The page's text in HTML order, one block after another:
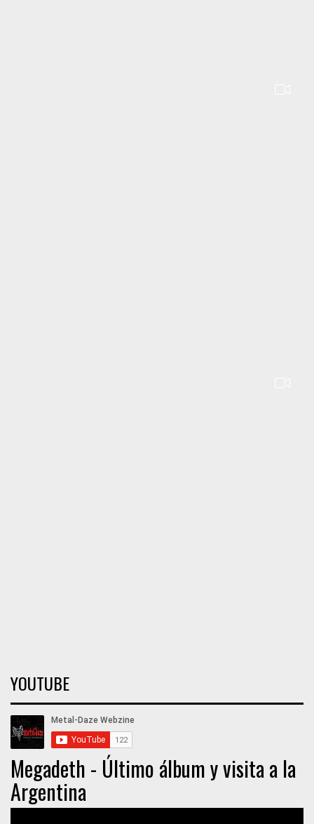
YOUTUBE
Megadeth - Último álbum y visita a la
Argentina